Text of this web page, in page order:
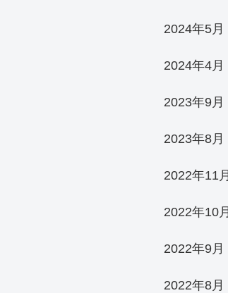
2024年5月
2024年4月
2023年9月
2023年8月
2022年11月
2022年10月
2022年9月
2022年8月